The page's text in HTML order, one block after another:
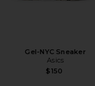
Gel-NYC Sneaker
Asics
$150